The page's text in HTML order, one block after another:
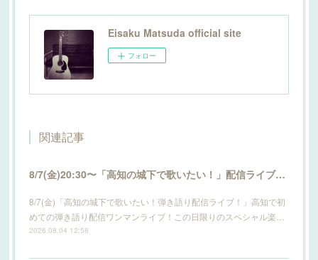
Eisaku Matsuda official site
フォロー
関連記事
8/7(金)20:30〜「高知の城下で歌いたい！」配信ライブ開催！詳細はこちら！
8/7(金)「高知の城下で歌いたい！弾き語り配信ライブ！」高知で初
めての弾き語り配信ワンマンライブ！この日限りのスペシャル楽…
2026.08.04 12:58